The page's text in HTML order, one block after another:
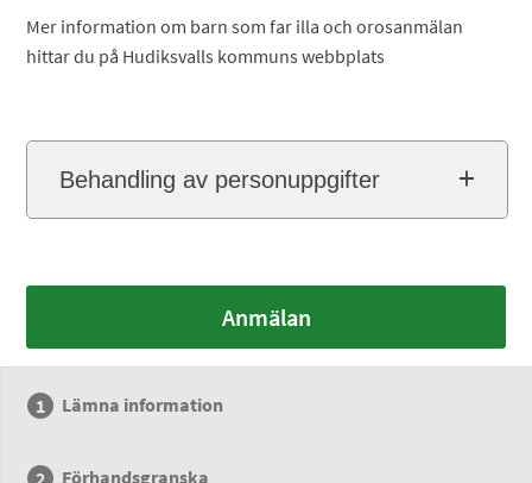
Mer information om barn som far illa och orosanmälan
hittar du på Hudiksvalls kommuns webbplats
Behandling av personuppgifter
Anmälan
Lämna information
Förhandsgranska